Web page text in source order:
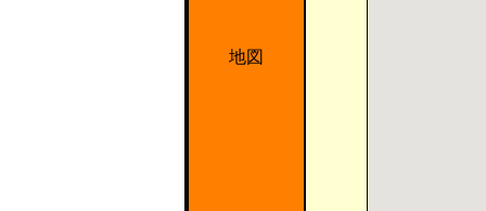
地図